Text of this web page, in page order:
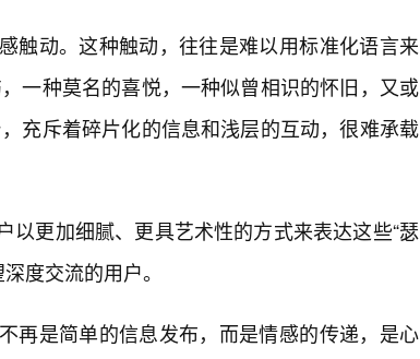
触动。这种触动，往往是难以用标准化语言来
一种莫名的喜悦，一种似曾相识的怀旧，又或
充斥着碎片化的信息和浅层的互动，很难承载
以更加细腻、更具艺术性的方式来表达这些“瑟
度交流的用户。
再是简单的信息发布，而是情感的传递，是心